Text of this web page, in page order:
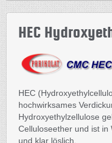
HEC
HEC
hochwirksames
Hydroxyethylzellulose
Celluloseether und ist in
und klar löslich.